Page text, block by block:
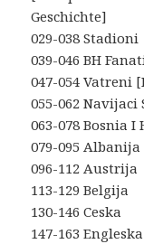
Geschichte]
029-038 Stadioni
039-046 BH
047-054 Vatreni
055-062 Navijaci
063-078 Bosnia I
079-095 Albanija
096-112 Austrija
113-129 Belgija
130-146 Ceska
147-163 Engleska